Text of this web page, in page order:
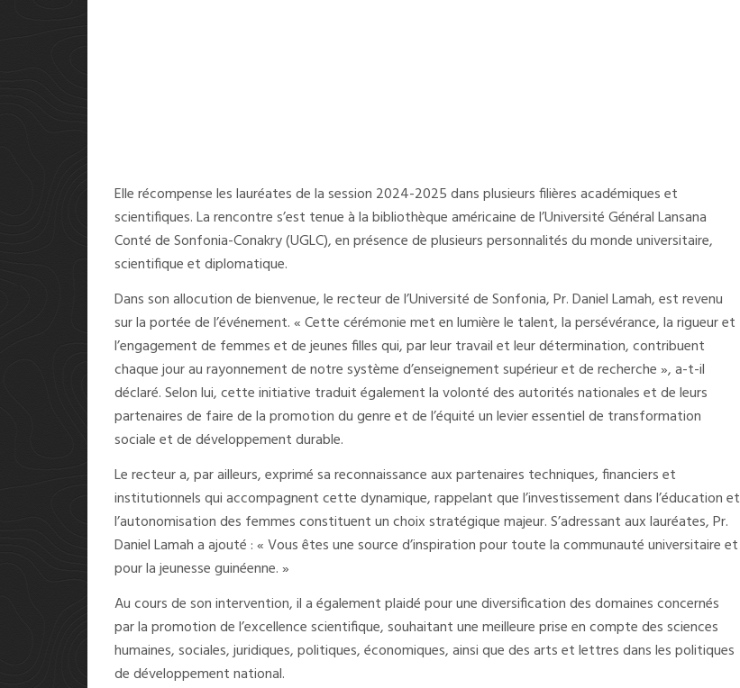
Elle récompense les lauréates de la session 2024-2025 dans plusieurs filières académiques et
scientifiques. La rencontre s’est tenue à la bibliothèque américaine de l’Université Général Lansana
Conté de Sonfonia-Conakry (UGLC), en présence de plusieurs personnalités du monde universitaire,
scientifique et diplomatique.
Dans son allocution de bienvenue, le recteur de l’Université de Sonfonia, Pr. Daniel Lamah, est revenu
sur la portée de l’événement. « Cette cérémonie met en lumière le talent, la persévérance, la rigueur et
l’engagement de femmes et de jeunes filles qui, par leur travail et leur détermination, contribuent
chaque jour au rayonnement de notre système d’enseignement supérieur et de recherche », a-t-il
déclaré. Selon lui, cette initiative traduit également la volonté des autorités nationales et de leurs
partenaires de faire de la promotion du genre et de l’équité un levier essentiel de transformation
sociale et de développement durable.
Le recteur a, par ailleurs, exprimé sa reconnaissance aux partenaires techniques, financiers et
institutionnels qui accompagnent cette dynamique, rappelant que l’investissement dans l’éducation et
l’autonomisation des femmes constituent un choix stratégique majeur. S’adressant aux lauréates, Pr.
Daniel Lamah a ajouté : « Vous êtes une source d’inspiration pour toute la communauté universitaire et
pour la jeunesse guinéenne. »
Au cours de son intervention, il a également plaidé pour une diversification des domaines concernés
par la promotion de l’excellence scientifique, souhaitant une meilleure prise en compte des sciences
humaines, sociales, juridiques, politiques, économiques, ainsi que des arts et lettres dans les politiques
de développement national.